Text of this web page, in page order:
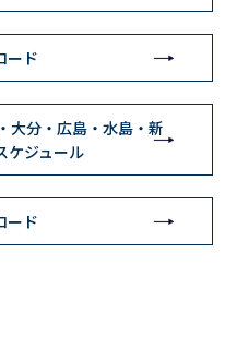
ード
大分・広島・水島・新
ケジュール
ード